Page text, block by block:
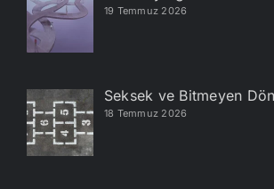
19 Temmuz 2026
Seksek ve Bitmeyen
18 Temmuz 2026